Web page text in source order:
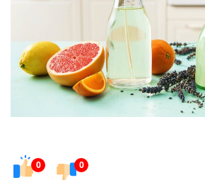
0 0